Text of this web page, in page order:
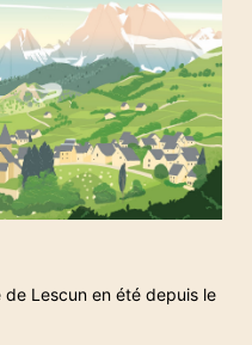
Lescun en été depuis le